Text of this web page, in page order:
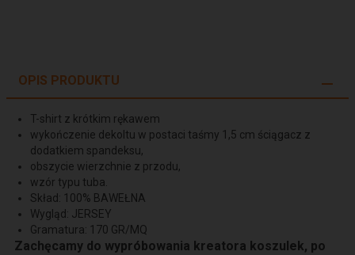
OPIS PRODUKTU
T-shirt z krótkim rękawem
wykończenie dekoltu w postaci taśmy 1,5 cm ściągacz z
dodatkiem spandeksu,
obszycie wierzchnie z przodu,
wzór typu tuba.
Skład: 100% BAWEŁNA
Wygląd: JERSEY
Gramatura: 170 GR/MQ
Zachęcamy do wypróbowania kreatora koszulek, po